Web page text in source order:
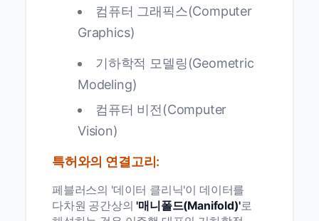
컴퓨터 그래픽스(Computer
Graphics)
기하학적 모델링(Geometric
Modeling)
컴퓨터 비전(Computer
Vision)
특허와의 연결고리:
페블러스의 '데이터 클리닉'이 데이터를
다차원 공간상의'매니폴드(Manifold)'로